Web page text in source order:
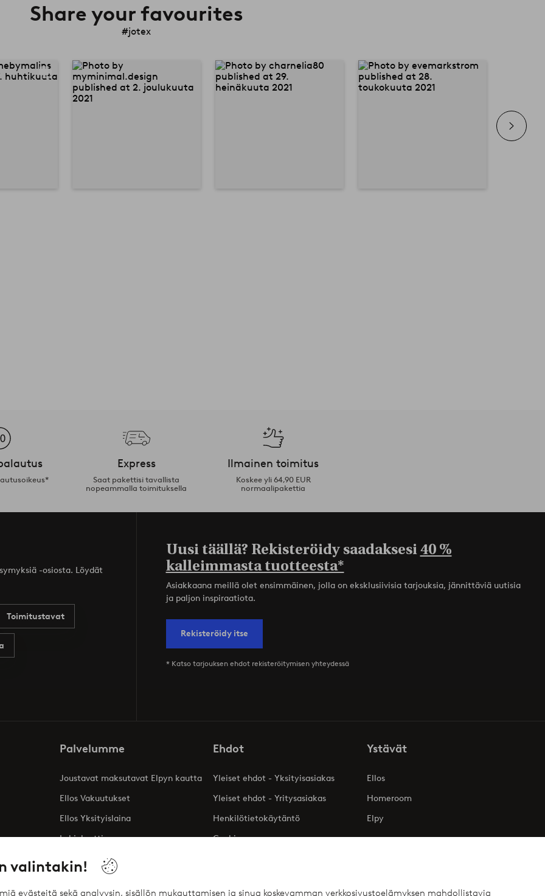
valintakin!
evästeitä sekä analyysin, sisällön mukauttamisen ja sinua koskevamman verkkosivustoelämyksen mahdollistavia
Share your favourites
#jotex
Express
Saat pakettisi tavallista
nopeammalla toimituksella
Ilmainen toimitus
Koskee yli 64,90 EUR
normaalipakettia
-osiosta. Löydät
Toimitustavat
Uusi täällä? Rekisteröidy saadaksesi40 %
kalleimmasta tuotteesta*
Asiakkaana meillä olet ensimmäinen, jolla on eksklusiivisia tarjouksia, jännittäviä uutisia
ja paljon inspiraatiota.
Rekisteröidy itse
* Katso tarjouksen ehdot rekisteröitymisen yhteydessä
Palvelumme
Joustavat maksutavat Elpyn kautta
Ellos Vakuutukset
Ellos Yksityislaina
Lahjakortti
Ehdot
Yleiset ehdot - Yksityisasiakas
Yleiset ehdot - Yritysasiakas
Henkilötietokäytäntö
Cookies
Ystävät
Ellos
Homeroom
Elpy